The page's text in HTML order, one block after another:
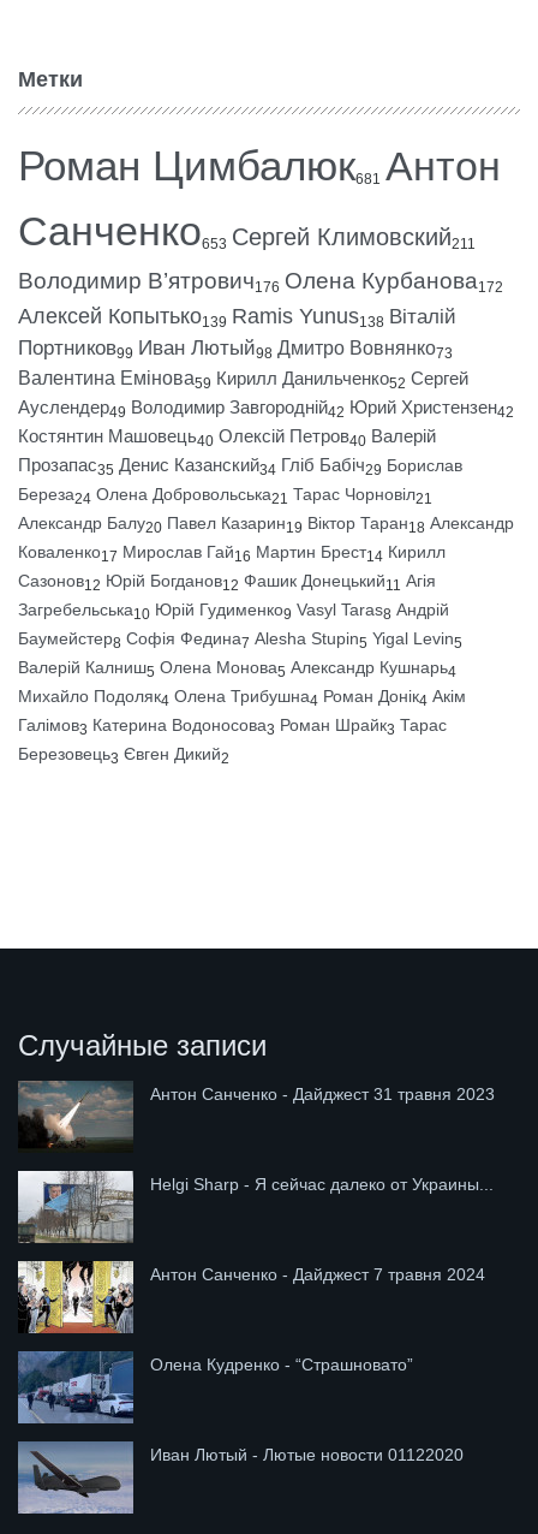
Метки
Роман Цимбалюк681 Антон
Санченко653 Сергей Климовский211
Володимир В’ятрович176 Олена Курбанова172
Алексей Копытько139 Ramis Yunus138 Віталій
Портников99 Иван Лютый98 Дмитро Вовнянко73
Валентина Емінова59 Кирилл Данильченко52 Сергей
Ауслендер49 Володимир Завгородній42 Юрий Христензен42
Костянтин Машовець40 Олексій Петров40 Валерій
Прозапас35 Денис Казанский34 Гліб Бабіч29 Борислав
Береза24 Олена Добровольська21 Тарас Чорновіл21
Александр Балу20 Павел Казарин19 Віктор Таран18 Александр
Коваленко17 Мирослав Гай16 Мартин Брест14 Кирилл
Сазонов12 Юрій Богданов12 Фашик Донецький11 Агія
Загребельська10 Юрій Гудименко9 Vasyl Taras8 Андрій
Баумейстер8 Софія Федина7 Alesha Stupin5 Yigal Levin5
Валерій Калниш5 Олена Монова5 Александр Кушнарь4
Михайло Подоляк4 Олена Трибушна4 Роман Донік4 Акім
Галімов3 Катерина Водоносова3 Роман Шрайк3 Тарас
Березовець3 Євген Дикий2
Случайные записи
Антон Санченко - Дайджест 31 травня 2023
Helgi Sharp - Я сейчас далеко от Украины...
Антон Санченко - Дайджест 7 травня 2024
Олена Кудренко - “Страшновато”
Иван Лютый - Лютые новости 01122020